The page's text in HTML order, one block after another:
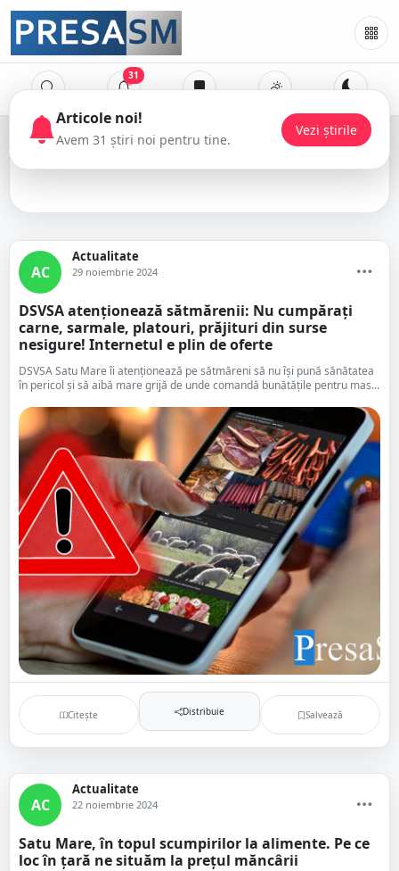
31
mâncare
AC
Actualitate
29 noiembrie 2024
DSVSA atenționează sătmărenii: Nu cumpărați
carne, sarmale, platouri, prăjituri din surse
nesigure! Internetul e plin de oferte
DSVSA Satu Mare îi atenționează pe sătmăreni să nu își pună sănătatea
în pericol și să aibă mare grijă de unde comandă bunătățile pentru mas...
Citește Distribuie Salvează
AC
Actualitate
22 noiembrie 2024
Satu Mare, în topul scumpirilor la alimente. Pe ce
loc în țară ne situăm la prețul măncârii
Articole noi!
Avem 31 știri noi pentru tine.
Vezi știrile